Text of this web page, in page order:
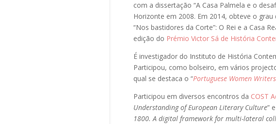
com a dissertação “A Casa Palmela e o
Horizonte em 2008. Em 2014, obteve o
“Nos bastidores da Corte”: O Rei e a Casa
edição do Prémio Victor Sá de História
É investigador do Instituto de História
Participou, como bolseiro, em vários
qual se destaca o “Portuguese Women
Participou em diversos encontros da COST
Understanding of European Literary Culture”
1800. A digital framework for multi-lateral